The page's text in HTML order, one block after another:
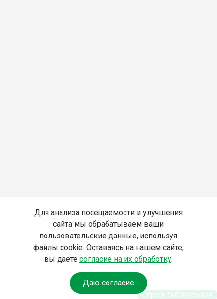
Для анализа посещаемости и улучшения
сайта мы обрабатываем ваши
пользовательские данные, используя
файлы cookie. Оставаясь на нашем сайте,
вы даете согласие на их обработку.
Даю согласие
Спроси библиотекаря